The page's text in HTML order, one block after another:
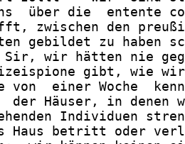
über die  entente
zwischen den
gebildet zu haben
wir hätten nie
gibt, wie
von  einer Woche
der Häuser, in denen
Individuen
Haus betritt oder